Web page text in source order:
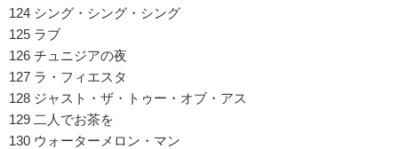
124 シング・シング・シング
125 ラブ
126 チュニジアの夜
127 ラ・フィエスタ
128 ジャスト・ザ・トゥー・オブ・アス
129 二人でお茶を
130 ウォーターメロン・マン